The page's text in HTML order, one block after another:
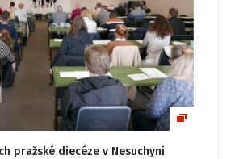
pražské diecéze v Nesuchyni